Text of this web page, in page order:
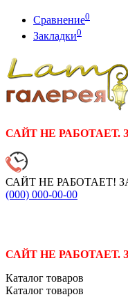
Сравнение0
Закладки0
САЙТ НЕ
САЙТ НЕ РАБОТАЕТ!
(000) 000-00-00
САЙТ НЕ
Каталог товаров
Каталог товаров